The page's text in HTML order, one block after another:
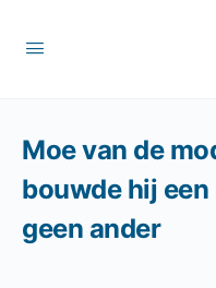
Moe van de
bouwde hij
geen ander